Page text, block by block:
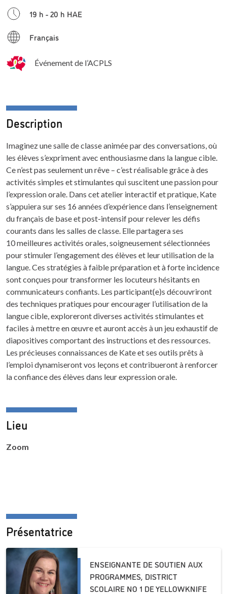
19 h - 20 h HAE
Français
Événement de l’ACPLS
Description
Imaginez une salle de classe animée par des conversations, où
les élèves s’expriment avec enthousiasme dans la langue cible.
Ce n’est pas seulement un rêve – c’est réalisable grâce à des
activités simples et stimulantes qui suscitent une passion pour
l’expression orale. Dans cet atelier interactif et pratique, Kate
s’appuiera sur ses 16 années d’expérience dans l’enseignement
du français de base et post-intensif pour relever les défis
courants dans les salles de classe. Elle partagera ses
10 meilleures activités orales, soigneusement sélectionnées
pour stimuler l’engagement des élèves et leur utilisation de la
langue. Ces stratégies à faible préparation et à forte incidence
sont conçues pour transformer les locuteurs hésitants en
communicateurs confiants. Les participant(e)s découvriront
des techniques pratiques pour encourager l’utilisation de la
langue cible, exploreront diverses activités stimulantes et
faciles à mettre en œuvre et auront accès à un jeu exhaustif de
diapositives comportant des instructions et des ressources.
Les précieuses connaissances de Kate et ses outils prêts à
l’emploi dynamiseront vos leçons et contribueront à renforcer
la confiance des élèves dans leur expression orale.
Lieu
Zoom
Présentatrice
ENSEIGNANTE DE SOUTIEN AUX
PROGRAMMES, DISTRICT
SCOLAIRE NO 1 DE YELLOWKNIFE